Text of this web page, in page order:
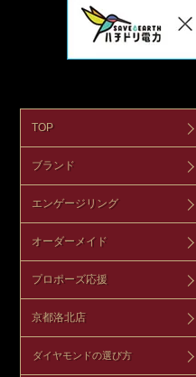
TOP
ブランド
エンゲージリング
オーダーメイド
プロポーズ応援
京都洛北店
ダイヤモンドの選び方